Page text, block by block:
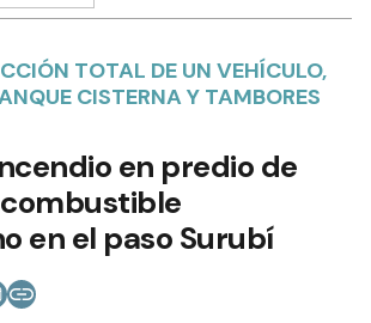
TOTAL DE UN VEHÍCULO,
CISTERNA Y TAMBORES
en predio de
en el paso Surubí